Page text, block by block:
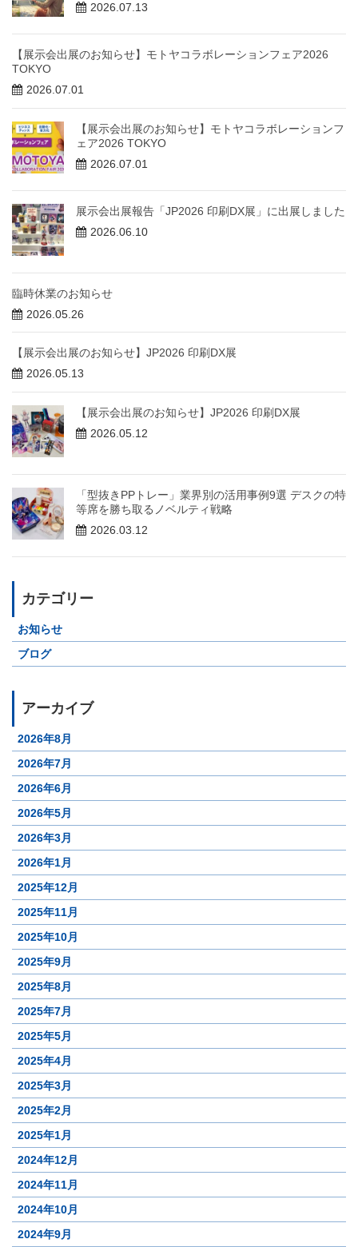
2026.07.13
【展示会出展のお知らせ】モトヤコラボレーションフェア2026
TOKYO
2026.07.01
【展示会出展のお知らせ】モトヤコラボレーションフ
ェア2026 TOKYO
2026.07.01
展示会出展報告「JP2026 印刷DX展」に出展しました
2026.06.10
臨時休業のお知らせ
2026.05.26
【展示会出展のお知らせ】JP2026 印刷DX展
2026.05.13
【展示会出展のお知らせ】JP2026 印刷DX展
2026.05.12
「型抜きPPトレー」業界別の活用事例9選 デスクの特
等席を勝ち取るノベルティ戦略
2026.03.12
カテゴリー
お知らせ
ブログ
アーカイブ
2026年8月
2026年7月
2026年6月
2026年5月
2026年3月
2026年1月
2025年12月
2025年11月
2025年10月
2025年9月
2025年8月
2025年7月
2025年5月
2025年4月
2025年3月
2025年2月
2025年1月
2024年12月
2024年11月
2024年10月
2024年9月